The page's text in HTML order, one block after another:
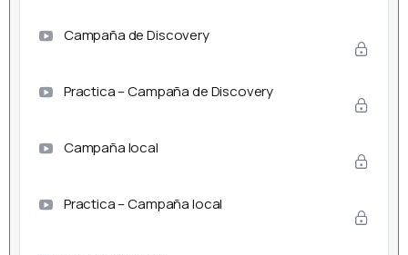
Campaña de Discovery
Practica – Campaña de Discovery
Campaña local
Practica – Campaña local